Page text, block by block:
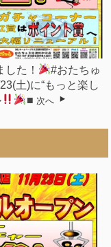
た！
#おたちゅ
土)に“もっと楽し
■ 次へ